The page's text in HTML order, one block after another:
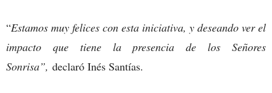
“Estamos muy felices con esta iniciativa, y deseando ver el
impacto que tiene la presencia de los Señores
Sonrisa”, declaró Inés Santías.